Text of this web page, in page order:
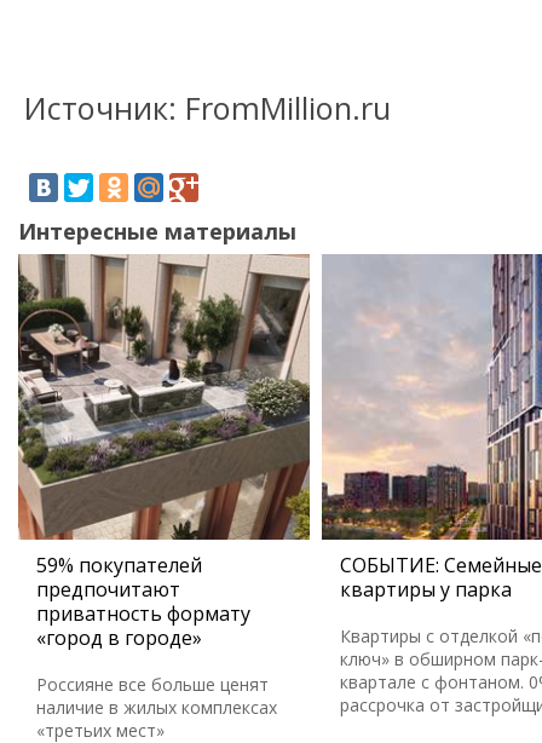
Источник: FromMillion.ru
Интересные материалы
59% покупателей
предпочитают
приватность формату
«город в городе»
Россияне все больше ценят
наличие в жилых комплексах
«третьих мест»
СОБЫТИЕ: Семейные
квартиры у парка
Квартиры с отделкой
ключ» в обширном
квартале с фонтаном.
рассрочка от